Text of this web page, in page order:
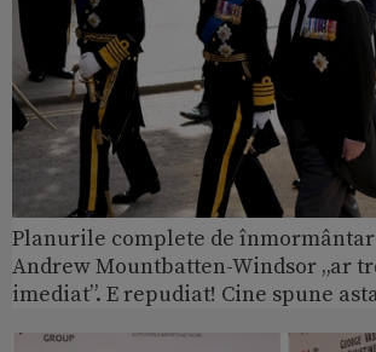
Planurile complete de
Andrew Mountbatten-Windsor „ar
imediat”. E repudiat! Cine spune